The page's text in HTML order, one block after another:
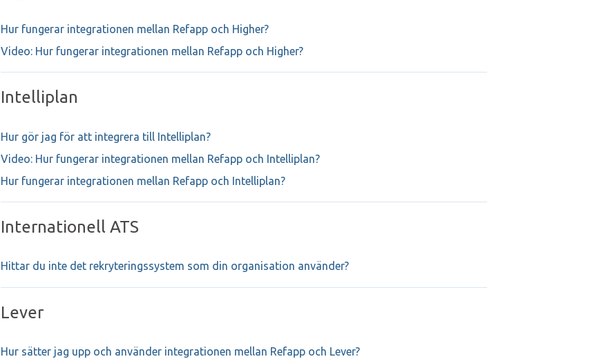
Hur fungerar integrationen mellan Refapp och Higher?
Video: Hur fungerar integrationen mellan Refapp och Higher?
Intelliplan
Hur gör jag för att integrera till Intelliplan?
Video: Hur fungerar integrationen mellan Refapp och Intelliplan?
Hur fungerar integrationen mellan Refapp och Intelliplan?
Internationell ATS
Hittar du inte det rekryteringssystem som din organisation använder?
Lever
Hur sätter jag upp och använder integrationen mellan Refapp och Lever?